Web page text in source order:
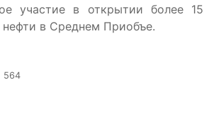
участие в открытии более 15
в Среднем Приобъе.
564